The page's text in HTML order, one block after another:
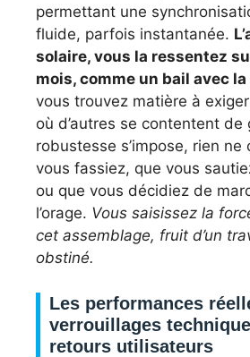
permettant une
fluide, parfois instantanée.
solaire, vous la ressentez
mois, comme un bail avec la
vous trouvez matière à exiger
où d’autres se contentent de
robustesse s’impose, rien ne
vous fassiez, que vous
ou que vous décidiez de
l’orage. Vous saisissez la
cet assemblage, fruit d’un
obstiné.
Les performances
verrouillages
retours utilisateurs